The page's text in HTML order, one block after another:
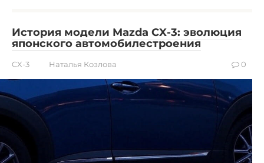
История модели Mazda CX-3: эволюция
японского автомобилестроения
CX-3 Наталья Козлова 0